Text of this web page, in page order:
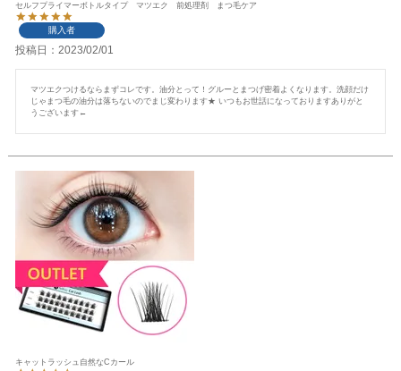
セルフプライマーボトルタイプ マツエク 前処理剤 まつ毛ケア
購入者
投稿日 2023/02/01
マツエクつけるならまずコレです。油分とって！グルーとまつげ密着よくなります。洗顔だけ
じゃまつ毛の油分は落ちないのでまじ変わります★ いつもお世話になっておりますありがと
うございます←
キャットラッシュ自然なCカール